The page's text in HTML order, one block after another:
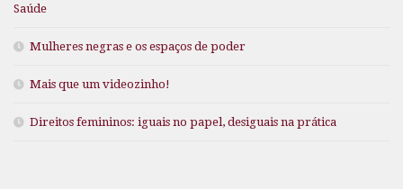
Saúde
Mulheres negras e os espaços de poder
Mais que um videozinho!
Direitos femininos: iguais no papel, desiguais na prática